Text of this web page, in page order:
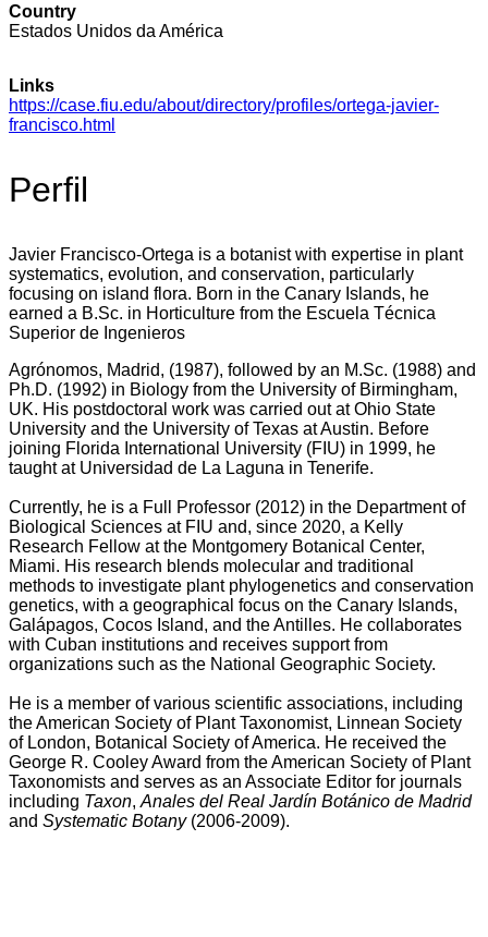
Country
Estados Unidos da América
Links
https://case.fiu.edu/about/directory/profiles/ortega-javier-
francisco.html
Perfil
Javier Francisco-Ortega is a botanist with expertise in plant
systematics, evolution, and conservation, particularly
focusing on island flora. Born in the Canary Islands, he
earned a B.Sc. in Horticulture from the Escuela Técnica
Superior de Ingenieros
Agrónomos, Madrid, (1987), followed by an M.Sc. (1988) and
Ph.D. (1992) in Biology from the University of Birmingham,
UK. His postdoctoral work was carried out at Ohio State
University and the University of Texas at Austin. Before
joining Florida International University (FIU) in 1999, he
taught at Universidad de La Laguna in Tenerife.
Currently, he is a Full Professor (2012) in the Department of
Biological Sciences at FIU and, since 2020, a Kelly
Research Fellow at the Montgomery Botanical Center,
Miami. His research blends molecular and traditional
methods to investigate plant phylogenetics and conservation
genetics, with a geographical focus on the Canary Islands,
Galápagos, Cocos Island, and the Antilles. He collaborates
with Cuban institutions and receives support from
organizations such as the National Geographic Society.
He is a member of various scientific associations, including
the American Society of Plant Taxonomist, Linnean Society
of London, Botanical Society of America. He received the
George R. Cooley Award from the American Society of Plant
Taxonomists and serves as an Associate Editor for journals
including Taxon, Anales del Real Jardín Botánico de Madrid
and Systematic Botany(2006-2009).